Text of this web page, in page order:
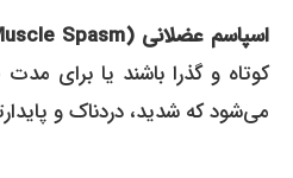
اسپاسم عضلانی (Muscle Spasm)
کوتاه و گذرا باشند یا برای مدت
می‌شود که شدید، دردناک و